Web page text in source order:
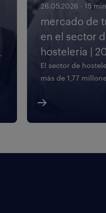
26.05.2026 · 15
mercado de
en el sector
hostelería |
El sector de
más de 1,77